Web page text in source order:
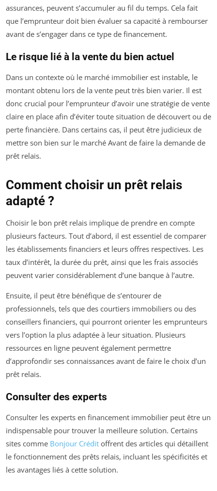
assurances, peuvent s’accumuler au fil du temps. Cela fait
que l’emprunteur doit bien évaluer sa capacité à rembourser
avant de s’engager dans ce type de financement.
Le risque lié à la vente du bien actuel
Dans un contexte où le marché immobilier est instable, le
montant obtenu lors de la vente peut très bien varier. Il est
donc crucial pour l’emprunteur d’avoir une stratégie de vente
claire en place afin d’éviter toute situation de découvert ou de
perte financière. Dans certains cas, il peut être judicieux de
mettre son bien sur le marché Avant de faire la demande de
prêt relais.
Comment choisir un prêt relais
adapté ?
Choisir le bon prêt relais implique de prendre en compte
plusieurs facteurs. Tout d’abord, il est essentiel de comparer
les établissements financiers et leurs offres respectives. Les
taux d’intérêt, la durée du prêt, ainsi que les frais associés
peuvent varier considérablement d’une banque à l’autre.
Ensuite, il peut être bénéfique de s’entourer de
professionnels, tels que des courtiers immobiliers ou des
conseillers financiers, qui pourront orienter les emprunteurs
vers l’option la plus adaptée à leur situation. Plusieurs
ressources en ligne peuvent également permettre
d’approfondir ses connaissances avant de faire le choix d’un
prêt relais.
Consulter des experts
Consulter les experts en financement immobilier peut être un
indispensable pour trouver la meilleure solution. Certains
sites comme Bonjour Crédit offrent des articles qui détaillent
le fonctionnement des prêts relais, incluant les spécificités et
les avantages liés à cette solution.